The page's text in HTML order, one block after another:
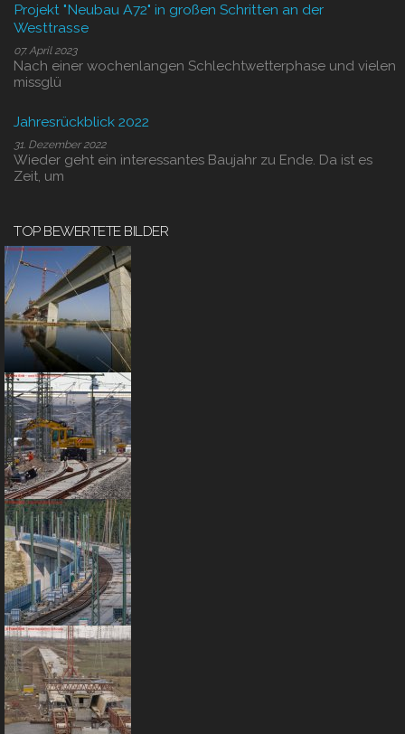
Projekt "Neubau A72" in großen Schritten an der
Westtrasse
07. April 2023
Nach einer wochenlangen Schlechtwetterphase und vielen
missglü
Jahresrückblick 2022
31. Dezember 2022
Wieder geht ein interessantes Baujahr zu Ende. Da ist es
Zeit, um
TOP BEWERTETE BILDER